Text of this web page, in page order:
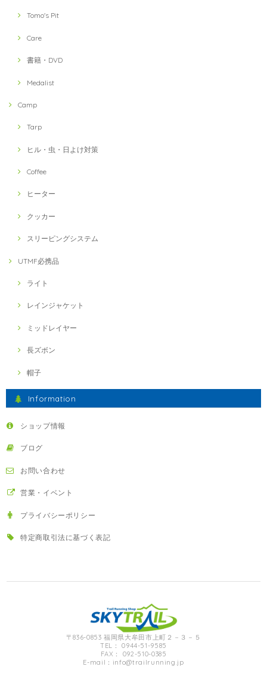
Tomo's Pit
Care
書籍・DVD
Medalist
Camp
Tarp
ヒル・虫・日よけ対策
Coffee
ヒーター
クッカー
スリーピングシステム
UTMF必携品
ライト
レインジャケット
ミッドレイヤー
長ズボン
帽子
Information
ショップ情報
ブログ
お問い合わせ
営業・イベント
プライバシーポリシー
特定商取引法に基づく表記
〒836-0853 福岡県大牟田市上町２－３－５
TEL： 0944-51-9585
FAX： 092-510-0385
E-mail： info@trailrunning.jp